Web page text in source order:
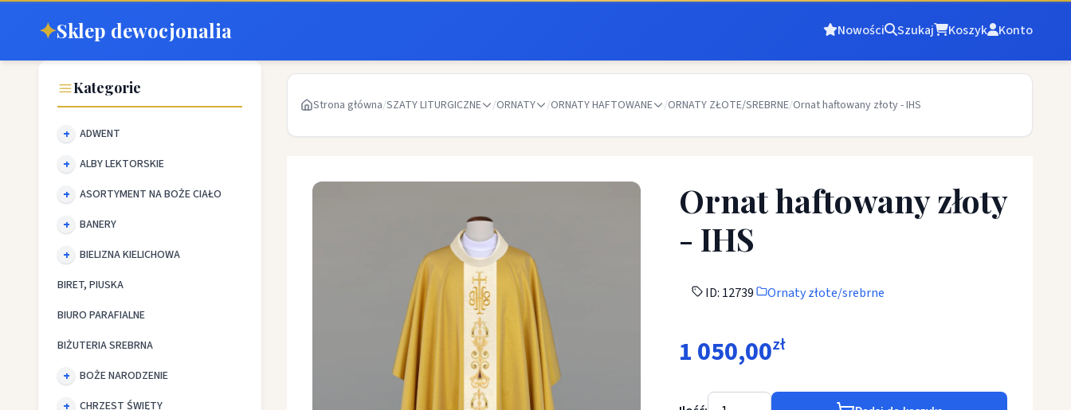
✦Sklep dewocjonalia Nowości Szukaj Koszyk Konto
Kategorie
ADWENT
ALBY LEKTORSKIE
ASORTYMENT NA BOŻE CIAŁO
BANERY
BIELIZNA KIELICHOWA
BIRET, PIUSKA
BIURO PARAFIALNE
BIŻUTERIA SREBRNA
BOŻE NARODZENIE
CHRZEST ŚWIĘTY
Strona główna/SZATY LITURGICZNE /ORNATY /ORNATY HAFTOWANE /ORNATY ZŁOTE/SREBRNE/Ornat haftowany złoty - IHS
Ornat haftowany złoty
- IHS
ID: 12739 Ornaty złote/srebrne
1 050,00zł